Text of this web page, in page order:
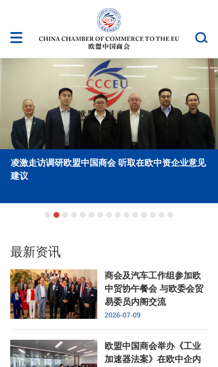
凌激走访调研欧盟中国商会 听取在欧中资企业意见
建议
最新资讯
商会及汽车工作组参加欧
中贸协午餐会 与欧委会贸
易委员内阁交流
2026-07-09
欧盟中国商会举办《工业
加速器法案》在欧中企内